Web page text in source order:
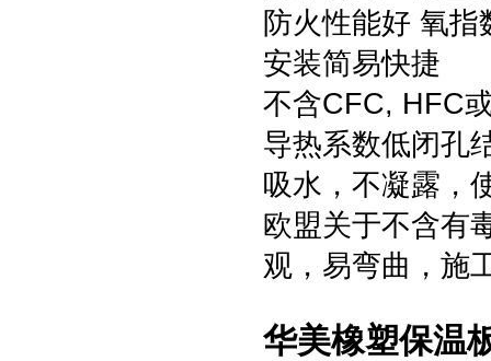
防火性能好 氧指
安装简易快捷
不含CFC, HFC
导热系数低闭孔
吸水，不凝露，
欧盟关于不含有
观，易弯曲，施
华美橡塑保温